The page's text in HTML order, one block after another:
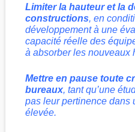
Limiter la hauteur et la
constructions, en
développement à une
capacité réelle des
à absorber les nouveaux
Mettre en pause toute
bureaux, tant qu’une
pas leur pertinence dans
élevée.